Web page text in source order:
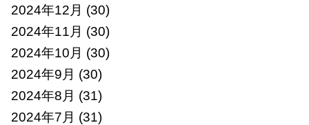
2024年12月 (30)
2024年11月 (30)
2024年10月 (30)
2024年9月 (30)
2024年8月 (31)
2024年7月 (31)